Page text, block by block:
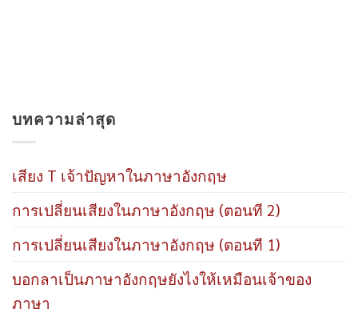
บทความล่าสุด
เสียง T เจ้าปัญหาในภาษาอังกฤษ
การเปลี่ยนเสียงในภาษาอังกฤษ (ตอนที 2)
การเปลี่ยนเสียงในภาษาอังกฤษ (ตอนที 1)
บอกลาเป็นภาษาอังกฤษยังไงให้เหมือนเจ้าของ
ภาษา